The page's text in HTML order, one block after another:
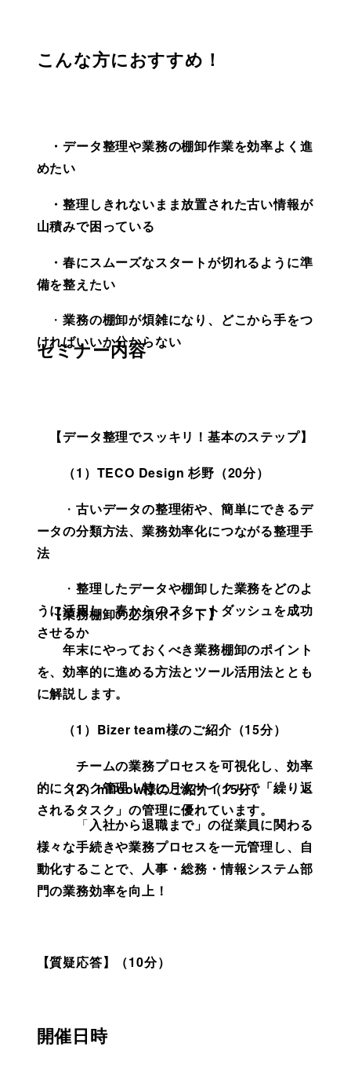
こんな方におすすめ！
・データ整理や業務の棚卸作業を効率よく進
めたい
・整理しきれないまま放置された古い情報が
山積みで困っている
・春にスムーズなスタートが切れるように準
備を整えたい
・業務の棚卸が煩雑になり、どこから手をつ
ければいいか分からない
セミナー内容
【データ整理でスッキリ！基本のステップ】
（1） TECO Design 杉野（20分）
・ 古いデータの整理術や、簡単にできるデ
ータの分類方法、業務効率化につながる整理手
法
・ 整理したデータや棚卸した業務をどのよ
うに活用し、春からのスタートダッシュを成功
させるか
【業務棚卸の必須ポイント】
年末にやっておくべき業務棚卸のポイント
を、効率的に進める方法とツール活用法ととも
に解説します。
（1） Bizer team様のご紹介（15分）
チームの業務プロセスを可視化し、効率
的にタスク管理！特に月次サイクルで「繰り返
されるタスク」の管理に優れています。
（2）mfloow様のご紹介（15分）
「入社から退職まで」の従業員に関わる
様々な手続きや業務プロセスを一元管理し、自
動化することで、人事・総務・情報システム部
門の業務効率を向上！
【質疑応答】（10分）
開催日時